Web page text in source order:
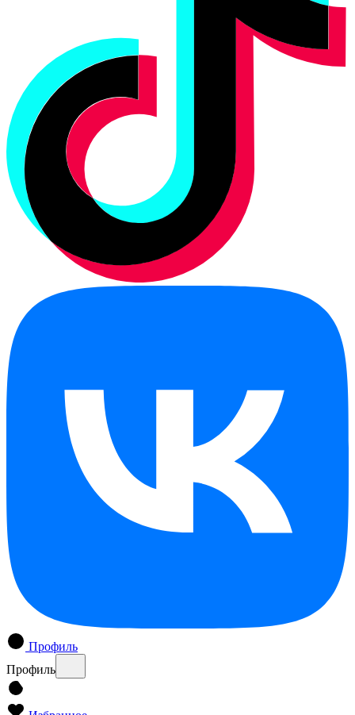
Профиль
Профиль